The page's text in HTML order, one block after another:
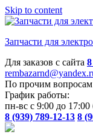
Skip to content
Запчасти для
Для заказов с сайта
По прочим
График работы:
пн-вс с 9:00 до 17:00
8 (939) 789-12-13 8